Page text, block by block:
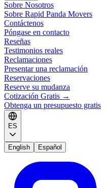
Sobre Nosotros
Sobre Rapid Panda Movers
Contáctenos
Póngase en contacto
Reseñas
Testimonios reales
Reclamaciones
Presentar una reclamación
Reservaciones
Reserve su mudanza
Cotización Gratis →
Obtenga un presupuesto gratis
ES
English Español